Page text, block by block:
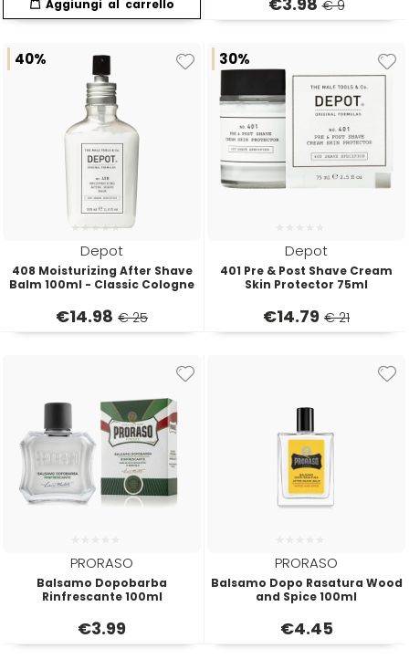
€ 9
40%
Depot
408 Moisturizing After Shave
Balm 100ml - Classic Cologne
€14.98 € 25
30%
Depot
401 Pre & Post Shave Cream
Skin Protector 75ml
€14.79 € 21
PRORASO
Balsamo Dopobarba
Rinfrescante 100ml
€3.99
PRORASO
Balsamo Dopo Rasatura Wood
and Spice 100ml
€4.45